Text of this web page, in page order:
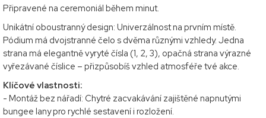
Připravené na ceremoniál během minut.
Unikátní oboustranný design: Univerzálnost na prvním místě.
Pódium má dvojstranné čelo s dvěma různými vzhledy. Jedna
strana má elegantně vyryté čísla (1, 2, 3), opačná strana výrazné
vyřezávané číslice – přizpůsobíš vzhled atmosféře tvé akce.
Klíčové vlastnosti:
- Montáž bez nářadí: Chytré zacvakávání zajištěné napnutými
bungee lany pro rychlé sestavení i rozložení.